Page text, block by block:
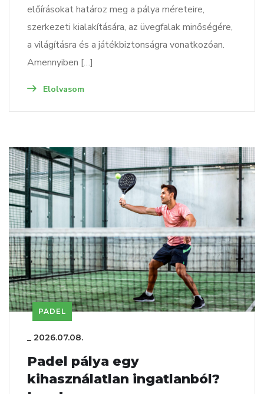
előírásokat határoz meg a pálya méreteire,
szerkezeti kialakítására, az üvegfalak minőségére,
a világításra és a játékbiztonságra vonatkozóan.
Amennyiben […]
Elolvasom
PADEL
_ 2026.07.08.
Padel pálya egy
kihasználatlan ingatlanból?